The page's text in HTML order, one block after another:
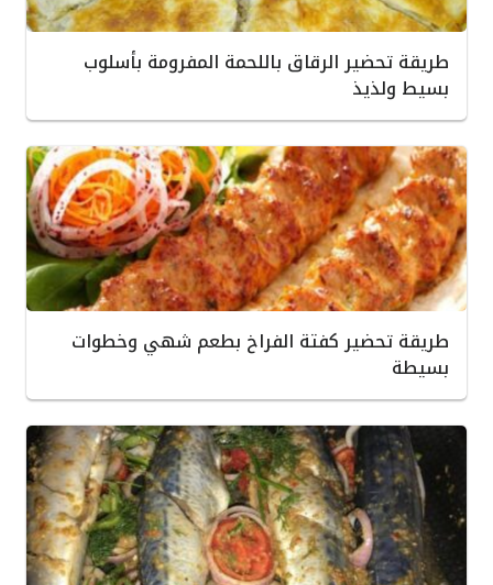
طريقة تحضير الرقاق باللحمة المفرومة بأسلوب
بسيط ولذيذ
طريقة تحضير كفتة الفراخ بطعم شهي وخطوات
بسيطة